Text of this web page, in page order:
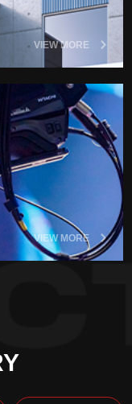
VIEW MORE
VIEW MORE